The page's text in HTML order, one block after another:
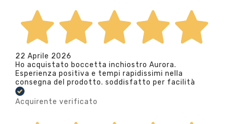
22 Aprile 2026
Ho acquistato boccetta inchiostro Aurora.
Esperienza positiva e tempi rapidissimi nella
consegna del prodotto. soddisfatto per facilità
Acquirente verificato